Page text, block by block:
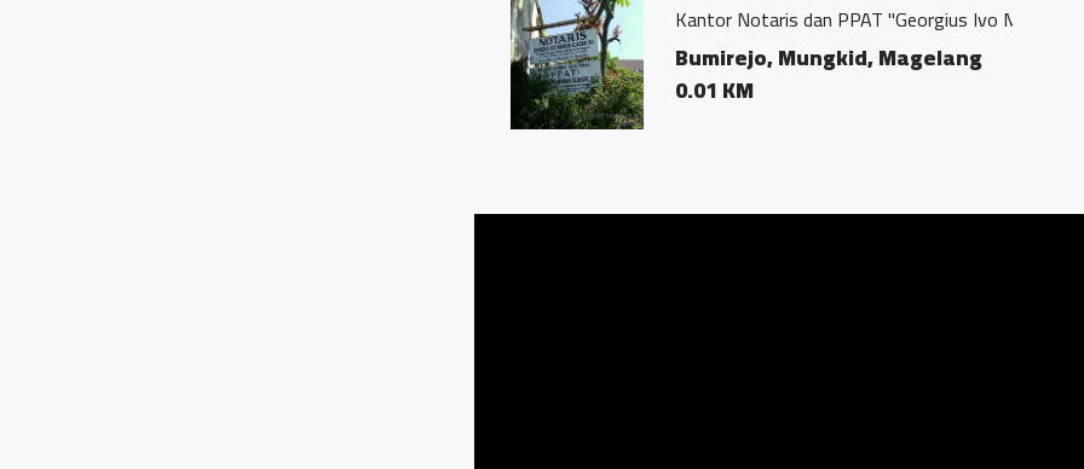
Kantor Notaris dan PPAT "Georgius Ivo Marius, SH"
Bumirejo, Mungkid, Magelang